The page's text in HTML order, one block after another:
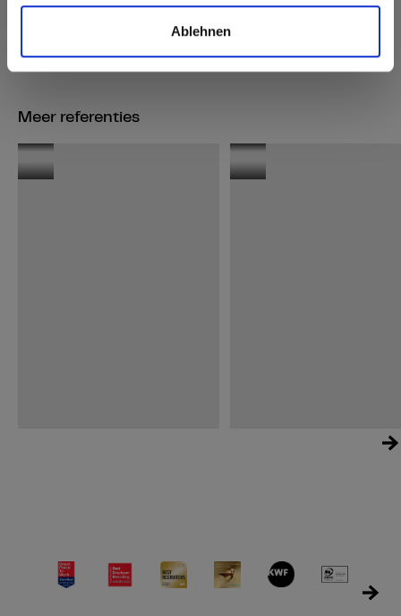
Ablehnen
Meer referenties
Keuken